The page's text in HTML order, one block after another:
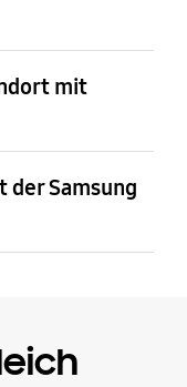
mit
der Samsung